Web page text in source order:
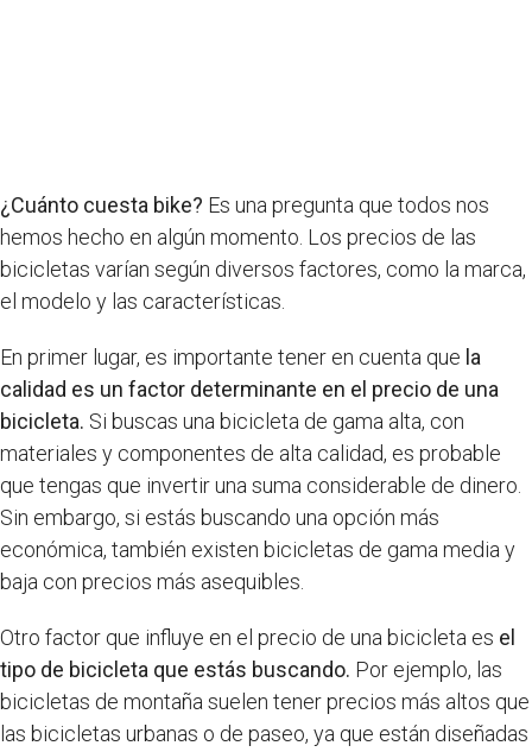
¿Cuánto cuesta bike? Es una pregunta que todos nos
hemos hecho en algún momento. Los precios de las
bicicletas varían según diversos factores, como la marca,
el modelo y las características.
En primer lugar, es importante tener en cuenta que la
calidad es un factor determinante en el precio de una
bicicleta. Si buscas una bicicleta de gama alta, con
materiales y componentes de alta calidad, es probable
que tengas que invertir una suma considerable de dinero.
Sin embargo, si estás buscando una opción más
económica, también existen bicicletas de gama media y
baja con precios más asequibles.
Otro factor que influye en el precio de una bicicleta es el
tipo de bicicleta que estás buscando. Por ejemplo, las
bicicletas de montaña suelen tener precios más altos que
las bicicletas urbanas o de paseo, ya que están diseñadas